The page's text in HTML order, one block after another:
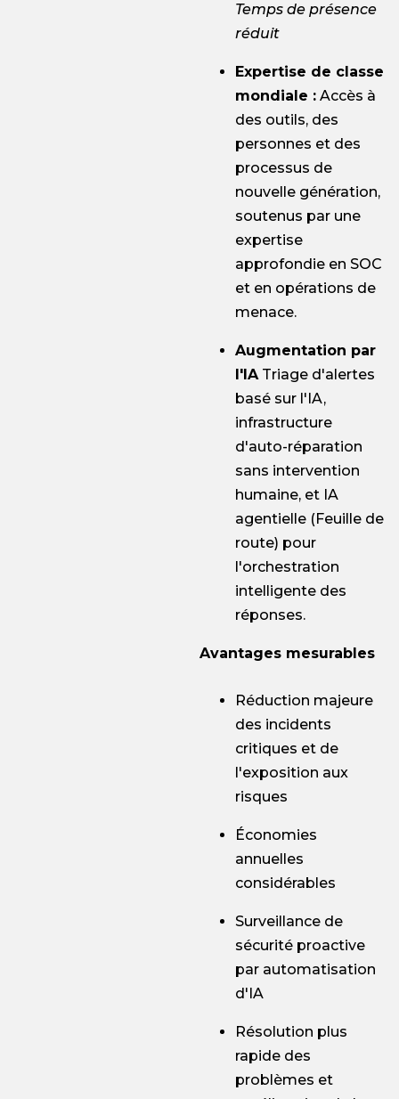
Temps de présence
réduit
Expertise de classe
mondiale : Accès à
des outils, des
personnes et des
processus de
nouvelle génération,
soutenus par une
expertise
approfondie en SOC
et en opérations de
menace.
Augmentation par
l'IATriage d'alertes
basé sur l'IA,
infrastructure
d'auto-réparation
sans intervention
humaine, et IA
agentielle (Feuille de
route) pour
l'orchestration
intelligente des
réponses.
Avantages mesurables
Réduction majeure
des incidents
critiques et de
l'exposition aux
risques
Économies
annuelles
considérables
Surveillance de
sécurité proactive
par automatisation
d'IA
Résolution plus
rapide des
problèmes et